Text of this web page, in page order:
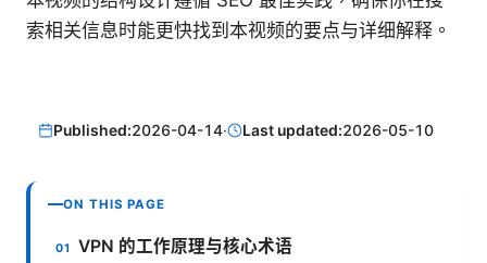
索相关信息时能更快找到本视频的要点与详细解释。
Published:2026-04-14· Last updated:2026-05-10
ON THIS PAGE
VPN 的工作原理与核心术语